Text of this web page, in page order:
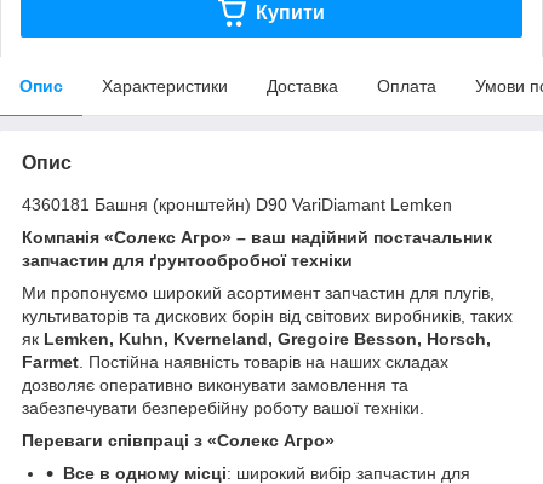
Купити
Опис Характеристики Доставка Оплата Умови
Опис
4360181 Башня (кронштейн) D90 VariDiamant Lemken
Компанія «Солекс Агро» – ваш надійний постачальник
запчастин для ґрунтообробної техніки
Ми пропонуємо широкий асортимент запчастин для плугів,
культиваторів та дискових борін від світових виробників, таких
як Lemken, Kuhn, Kverneland, Gregoire Besson, Horsch,
Farmet . Постійна наявність товарів на наших складах
дозволяє оперативно виконувати замовлення та
забезпечувати безперебійну роботу вашої техніки.
Переваги співпраці з «Солекс Агро»
Все в одному місці: широкий вибір запчастин для